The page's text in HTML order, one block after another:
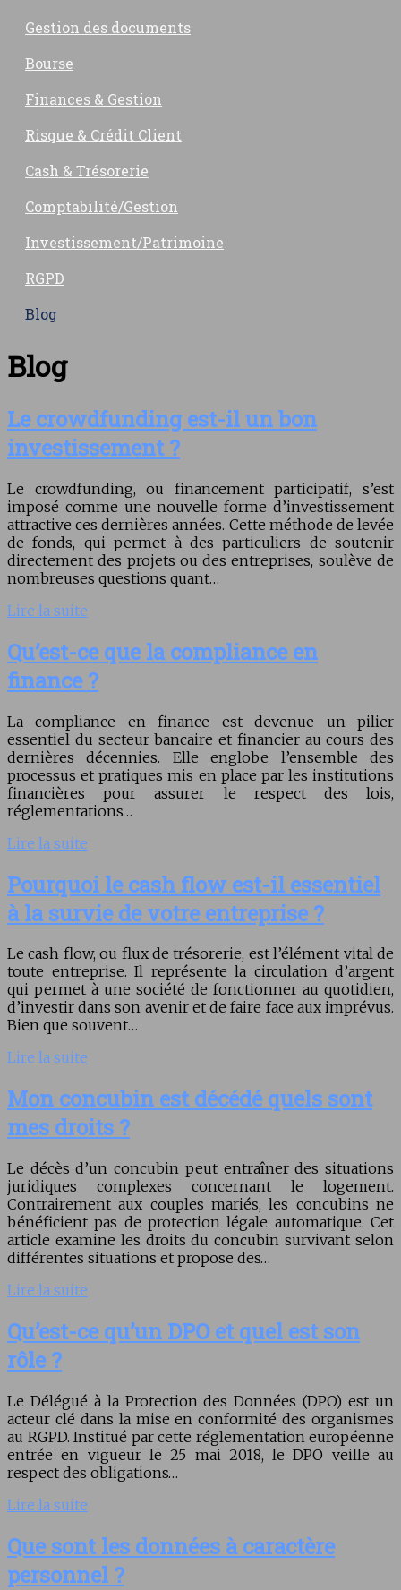
Gestion des documents
Bourse
Finances & Gestion
Risque & Crédit Client
Cash & Trésorerie
Comptabilité/Gestion
Investissement/Patrimoine
RGPD
Blog
Blog
Le crowdfunding est-il un bon
investissement ?
Le crowdfunding, ou financement participatif, s’est
imposé comme une nouvelle forme d’investissement
attractive ces dernières années. Cette méthode de levée
de fonds, qui permet à des particuliers de soutenir
directement des projets ou des entreprises, soulève de
nombreuses questions quant…
Lire la suite
Qu’est-ce que la compliance en
finance ?
La compliance en finance est devenue un pilier
essentiel du secteur bancaire et financier au cours des
dernières décennies. Elle englobe l’ensemble des
processus et pratiques mis en place par les institutions
financières pour assurer le respect des lois,
réglementations…
Lire la suite
Pourquoi le cash flow est-il essentiel
à la survie de votre entreprise ?
Le cash flow, ou flux de trésorerie, est l’élément vital de
toute entreprise. Il représente la circulation d’argent
qui permet à une société de fonctionner au quotidien,
d’investir dans son avenir et de faire face aux imprévus.
Bien que souvent…
Lire la suite
Mon concubin est décédé quels sont
mes droits ?
Le décès d’un concubin peut entraîner des situations
juridiques complexes concernant le logement.
Contrairement aux couples mariés, les concubins ne
bénéficient pas de protection légale automatique. Cet
article examine les droits du concubin survivant selon
différentes situations et propose des…
Lire la suite
Qu’est-ce qu’un DPO et quel est son
rôle ?
Le Délégué à la Protection des Données (DPO) est un
acteur clé dans la mise en conformité des organismes
au RGPD. Institué par cette réglementation européenne
entrée en vigueur le 25 mai 2018, le DPO veille au
respect des obligations…
Lire la suite
Que sont les données à caractère
personnel ?